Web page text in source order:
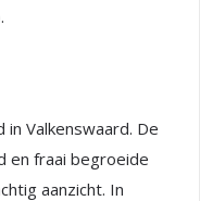
Valkenswaard. De
en fraai begroeide
aanzicht. In